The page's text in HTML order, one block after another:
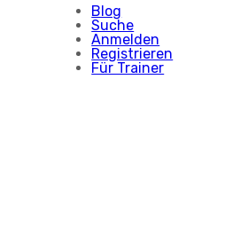
Blog
Suche
Anmelden
Registrieren
Für Trainer